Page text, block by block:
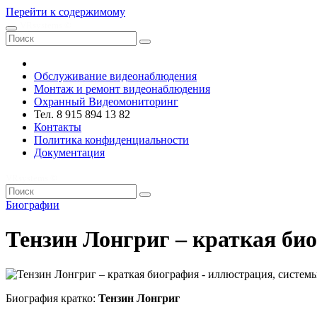
Перейти к содержимому
Обслуживание видеонаблюдения
Монтаж и ремонт видеонаблюдения
Охранный Видеомониторинг
Тел. 8 915 894 13 82
Контакты
Политика конфиденциальности
Документация
Биографии
Тензин Лонгриг – краткая
Биография кратко: Тензин Лонгриг